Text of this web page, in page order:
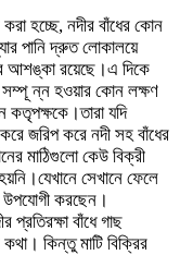
হচ্ছে, নদীর বাঁধের কোন
পানি দ্রুত লোকালয়ে
আশঙ্কা রয়েছে।এ দিকে
সম্পূ ন্ন হওয়ার কোন লক্ষণ
কতৃপক্ষকে।তারা যদি
জরিপ করে নদী সহ বাঁধের
মাঠিগুলো কেউ বিক্রী
সেখানে ফেলে
উপযোগী করছেন।
প্রতিরক্ষা বাঁধে গাছ
কিন্তু মাটি বিক্রির